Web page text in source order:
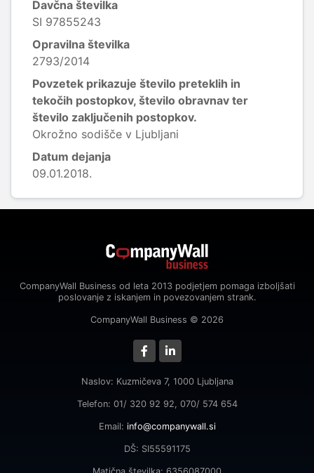
Davčna številka
SI 97855243
Opravilna številka
2793/2014
Povzetek prikazuje število preteklih in
tekočih postopkov, število obravnav ter
število zaključenih postopkov.
Okrožno sodišče v Ljubljani
Datum dejanja
09.01.2018.
CompanyWall Business od leta 2013 podjetjem pomaga izboljšati
poslovanje z iskanjem in povezovanjem strank.
CompanyWall Business © 2026
Naslov: Kuzmičeva 7, 1000 Ljubljana
Telefon: 01/ 320 92 92, 070/ 574 654
Email: info@companywall.si
DŠ: SI55591175